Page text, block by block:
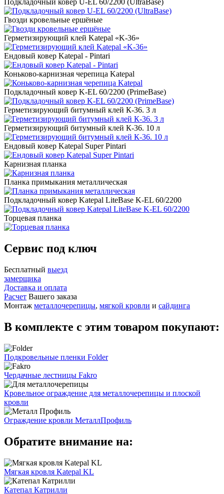
Подкладочный ковер U-EL 60/2200 (UltraBase)
Гвозди кровельные ершёные
Герметизирующий клей Katepal «K-36»
Ендовый ковер Katepal - Pintari
Коньково-карнизная черепица Katepal
Подкладочный ковер K-EL 60/2200 (PrimeBase)
Герметизирующий битумный клей К-36. 3 л
Герметизирующий битумный клей К-36. 10 л
Ендовый ковер Katepal Super Pintari
Карнизная планка
Планка примыкания металлическая
Подкладочный ковер Katepal LiteBase K-EL 60/2200
Торцевая планка
Сервис под ключ
Бесплатный выезд
замерщика
Доставка и оплата
Расчет Вашего заказа
Монтаж металлочерепицы, мягкой кровли и сайдинга
В комплекте с этим товаром покупают:
Подкровельные пленки Folder
Чердачные лестницы Fakro
Кровельное ограждение для металлочерепицы и плоской
кровли
Ограждение кровли МеталлПрофиль
Обратите внимание на:
Мягкая кровля Katepal KL
Катепал Катрилли